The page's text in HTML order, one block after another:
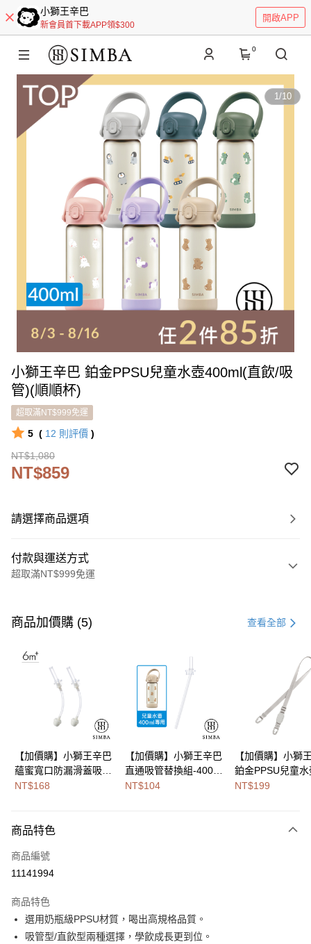
小獅王辛巴
新會員首下載APP領$300
開啟APP
0
1/10
小獅王辛巴 鉑金PPSU兒童水壺400ml(直飲/吸
管)(順順杯)
超取滿NT$999免運
5 ( 12 則評價 )
NT$1,080
NT$859
請選擇商品選項
付款與運送方式
超取滿NT$999免運
信用卡一次付款
Apple Pay
Google Pay
全盈+PAY
【大哥付你分期使用說明】
2.付款方式選擇「大哥付你分期」，訂單成立後會自動跳轉到大哥付的交易
流程，驗證手機門號後，選擇欲分期的期數、繳款截止日，確認付款後即完
3.實際核准額度、可分期數及費用金額請依後續交易確認頁面所載為準。
4.訂單成立30分鐘內，如未前往確認交易或遇審核未通過，訂單將自動取
消。如遇「轉專審核」未通過狀況，表示未達大哥付你分期系統評分，恕無
法說明評估內容。
相關說明
【關於「AFTEE先享後付」】
便利好安心！
１．簡單：不需註冊會員、不需綁卡、不需儲值。
２．便利：只要手機號碼，簡訊認證，即可結帳。
３．安心：先確認商品／服務後，再付款。
相關說明
「Hami Point」為中華電信所提供之點數服務，可於會員專區綁定中華電信
會員帳號後，即可在購物車使用 Hami Point 折抵消費金額 (1點等於1元)。
ATM付款
商品加價購 (5) 查看全部
【加價購】小獅王辛巴
蘊蜜寬口防漏滑蓋吸管
組(適用400ml吸管水
NT$168
【加價購】小獅王辛巴
直通吸管替換組-400ml
專用
NT$104
【加價購】小獅
鉑金PPSU兒童水
400ml背帶
NT$199
商品特色
商品編號
11141994
商品特色
選用奶瓶級PPSU材質，喝出高規格品質。
吸管型/直飲型兩種選擇，學飲成長更到位。